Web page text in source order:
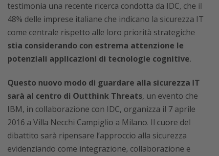
testimonia una recente ricerca condotta da IDC, che il
48% delle imprese italiane che indicano la sicurezza IT
come centrale rispetto alle loro priorità strategiche
stia considerando con estrema attenzione le
potenziali applicazioni di tecnologie cognitive.
Questo nuovo modo di guardare alla sicurezza IT
sarà al centro di Outthink Threats, un evento che
IBM, in collaborazione con IDC, organizza il 7 aprile
2016 a Villa Necchi Campiglio a Milano. Il cuore del
dibattito sarà ripensare l’approccio alla sicurezza
evidenziando come integrazione, collaborazione e